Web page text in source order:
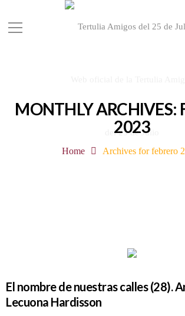
MONTHLY ARCHIVES:
2023
Home Archives for febrero
El nombre de nuestras calles (28).
Lecuona Hardisson